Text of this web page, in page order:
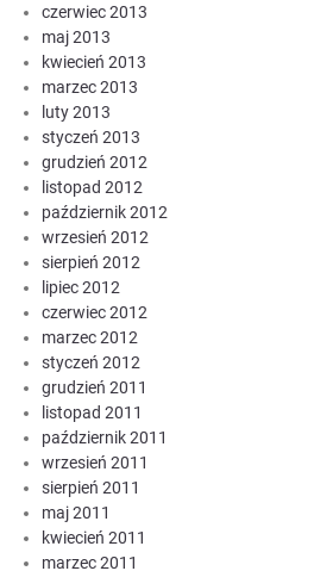
czerwiec 2013
maj 2013
kwiecień 2013
marzec 2013
luty 2013
styczeń 2013
grudzień 2012
listopad 2012
październik 2012
wrzesień 2012
sierpień 2012
lipiec 2012
czerwiec 2012
marzec 2012
styczeń 2012
grudzień 2011
listopad 2011
październik 2011
wrzesień 2011
sierpień 2011
maj 2011
kwiecień 2011
marzec 2011